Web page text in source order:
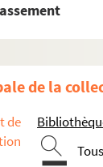
de la
de